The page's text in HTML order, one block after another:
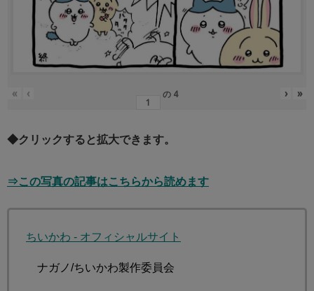
« ‹ の 4 › »
◆クリックすると拡大できます。
⇒この写真の記事はこちらから読めます
ちいかわ - オフィシャルサイト
©ナガノ/ちいかわ製作委員会